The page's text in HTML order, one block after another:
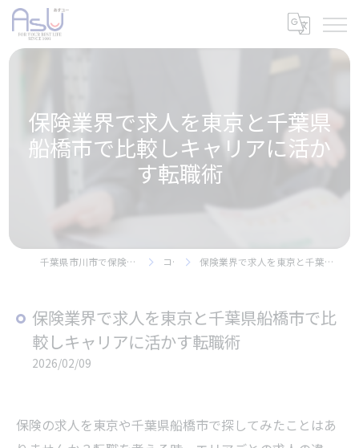
保険業界で求人を東京と千葉県
船橋市で比較しキャリアに活か
す転職術
千葉県市川市で保険の求人なら株式会社アスユー コラム 保険業界で求人を東京と千葉県船橋市で比較しキャリアに活かす転職術
保険業界で求人を東京と千葉県船橋市で比
較しキャリアに活かす転職術
2026/02/09
保険の求人を東京や千葉県船橋市で探してみたことはあ